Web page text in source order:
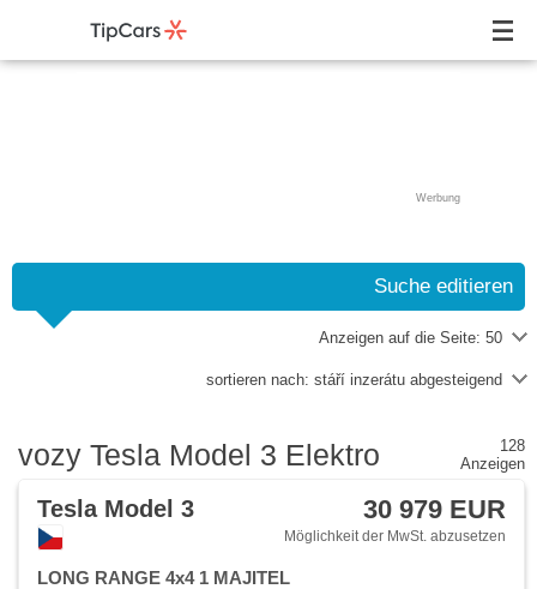
Werbung
Suche editieren
Anzeigen auf die Seite: 50
sortieren nach: stáří inzerátu abgesteigend
vozy Tesla Model 3 Elektro
128
Anzeigen
Tesla Model 3 30 979 EUR
Möglichkeit der MwSt. abzusetzen
LONG RANGE 4x4 1 MAJITEL